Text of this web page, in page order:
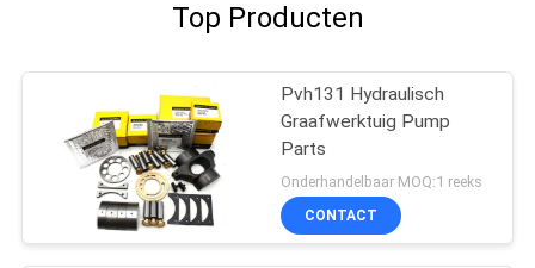
Top Producten
Pvh131 Hydraulisch
Graafwerktuig Pump
Parts
Onderhandelbaar MOQ:1 reeks
CONTACT